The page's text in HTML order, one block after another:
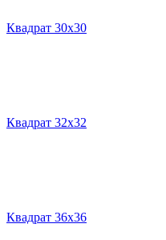
Квадрат 30х30
Квадрат 32х32
Квадрат 36х36